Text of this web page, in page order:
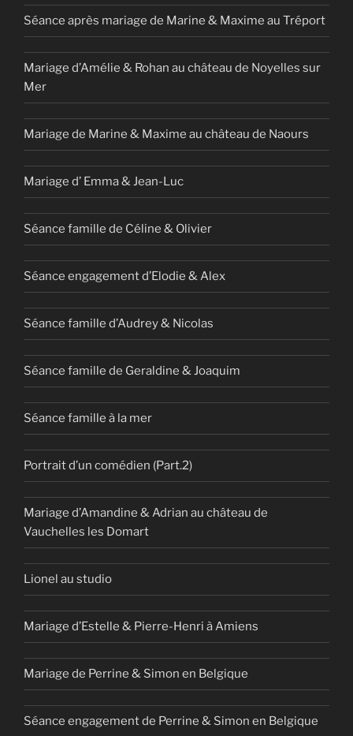
Séance après mariage de Marine & Maxime au Tréport
Mariage d’Amélie & Rohan au château de Noyelles sur
Mer
Mariage de Marine & Maxime au château de Naours
Mariage d’ Emma & Jean-Luc
Séance famille de Céline & Olivier
Séance engagement d’Elodie & Alex
Séance famille d’Audrey & Nicolas
Séance famille de Geraldine & Joaquim
Séance famille à la mer
Portrait d’un comédien (Part.2)
Mariage d’Amandine & Adrian au château de
Vauchelles les Domart
Lionel au studio
Mariage d’Estelle & Pierre-Henri à Amiens
Mariage de Perrine & Simon en Belgique
Séance engagement de Perrine & Simon en Belgique